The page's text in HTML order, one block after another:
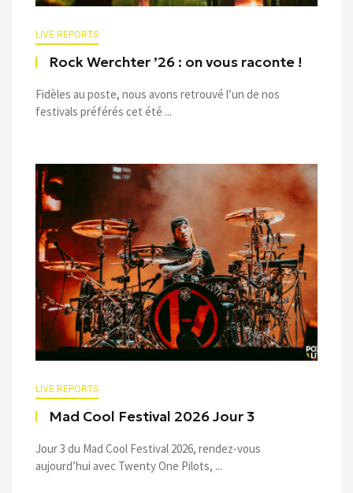
LIVE REPORTS
Rock Werchter ’26 : on vous raconte !
Fidèles au poste, nous avons retrouvé l’un de nos
festivals préférés cet été ...
LIVE REPORTS
Mad Cool Festival 2026 Jour 3
Jour 3 du Mad Cool Festival 2026, rendez-vous
aujourd’hui avec Twenty One Pilots, ...